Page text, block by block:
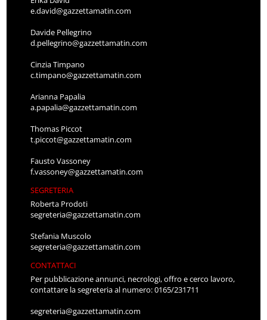
e.david@gazzettamatin.com
Davide Pellegrino
d.pellegrino@gazzettamatin.com
Cinzia Timpano
c.timpano@gazzettamatin.com
Arianna Papalia
a.papalia@gazzettamatin.com
Thomas Piccot
t.piccot@gazzettamatin.com
Fausto Vassoney
f.vassoney@gazzettamatin.com
SEGRETERIA
Roberta Prodoti
segreteria@gazzettamatin.com
Stefania Muscolo
segreteria@gazzettamatin.com
CONTATTACI
Per pubblicazione annunci, necrologi, offro e cerco lavoro,
contattare la segreteria al numero: 0165/231711
segreteria@gazzettamatin.com